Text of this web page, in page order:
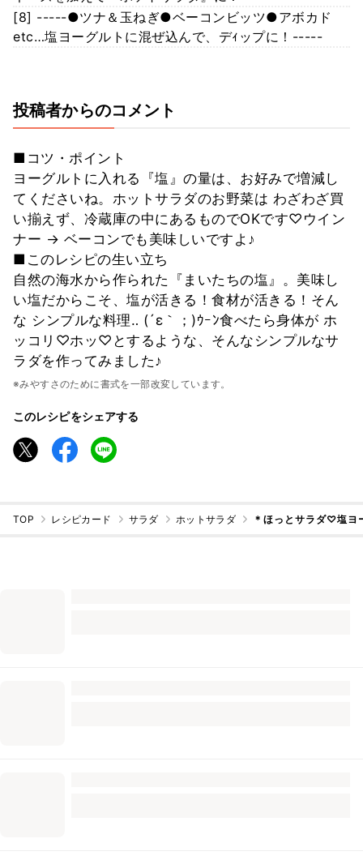
[8] -----●ツナ＆玉ねぎ●ベーコンビッツ●アボカド
etc…塩ヨーグルトに混ぜ込んで、デｨップに！-----
投稿者からのコメント
■コツ・ポイント
ヨーグルトに入れる『塩』の量は、お好みで増減し
てくださいね。ホットサラダのお野菜は わざわざ買
い揃えず、冷蔵庫の中にあるものでOKです♡ウイン
ナー → ベーコンでも美味しいですよ♪
■このレシピの生い立ち
自然の海水から作られた『まいたちの塩』。美味し
い塩だからこそ、塩が活きる！食材が活きる！そん
な シンプルな料理‥ (´ε｀；)ｳｰﾝ食べたら身体が ホ
ッコリ♡ホッ♡とするような、そんなシンプルなサ
ラダを作ってみました♪
※みやすさのために書式を一部改変しています。
このレシピをシェアする
TOP レシピカード サラダ ホットサラダ ＊ほっとサラダ♡塩